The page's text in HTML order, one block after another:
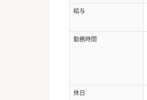
給与
勤務時間
休日